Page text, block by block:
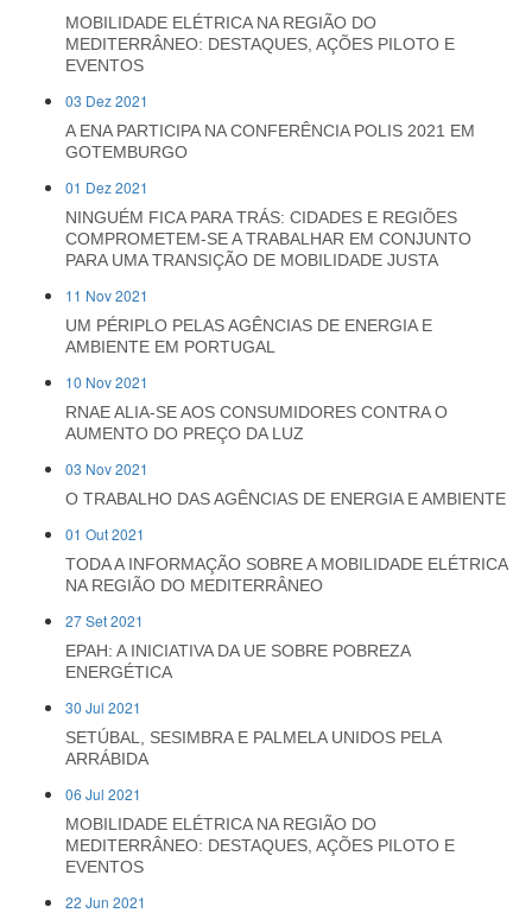
MOBILIDADE ELÉTRICA NA REGIÃO DO
MEDITERRÂNEO: DESTAQUES, AÇÕES PILOTO E
EVENTOS
03 Dez 2021
A ENA PARTICIPA NA CONFERÊNCIA POLIS 2021 EM
GOTEMBURGO
01 Dez 2021
NINGUÉM FICA PARA TRÁS: CIDADES E REGIÕES
COMPROMETEM-SE A TRABALHAR EM CONJUNTO
PARA UMA TRANSIÇÃO DE MOBILIDADE JUSTA
11 Nov 2021
UM PÉRIPLO PELAS AGÊNCIAS DE ENERGIA E
AMBIENTE EM PORTUGAL
10 Nov 2021
RNAE ALIA-SE AOS CONSUMIDORES CONTRA O
AUMENTO DO PREÇO DA LUZ
03 Nov 2021
O TRABALHO DAS AGÊNCIAS DE ENERGIA E AMBIENTE
01 Out 2021
TODA A INFORMAÇÃO SOBRE A MOBILIDADE ELÉTRICA
NA REGIÃO DO MEDITERRÂNEO
27 Set 2021
EPAH: A INICIATIVA DA UE SOBRE POBREZA
ENERGÉTICA
30 Jul 2021
SETÚBAL, SESIMBRA E PALMELA UNIDOS PELA
ARRÁBIDA
06 Jul 2021
MOBILIDADE ELÉTRICA NA REGIÃO DO
MEDITERRÂNEO: DESTAQUES, AÇÕES PILOTO E
EVENTOS
22 Jun 2021